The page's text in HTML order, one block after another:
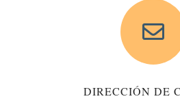
DIRECCIÓN DE